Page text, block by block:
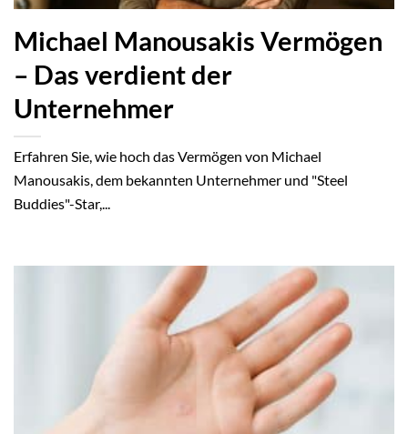
Michael Manousakis Vermögen
– Das verdient der
Unternehmer
Erfahren Sie, wie hoch das Vermögen von Michael
Manousakis, dem bekannten Unternehmer und "Steel
Buddies"-Star,...